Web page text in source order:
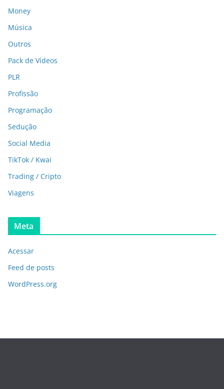
Money
Música
Outros
Pack de Vídeos
PLR
Profissão
Programação
Sedução
Social Media
TikTok / Kwai
Trading / Cripto
Viagens
Meta
Acessar
Feed de posts
WordPress.org